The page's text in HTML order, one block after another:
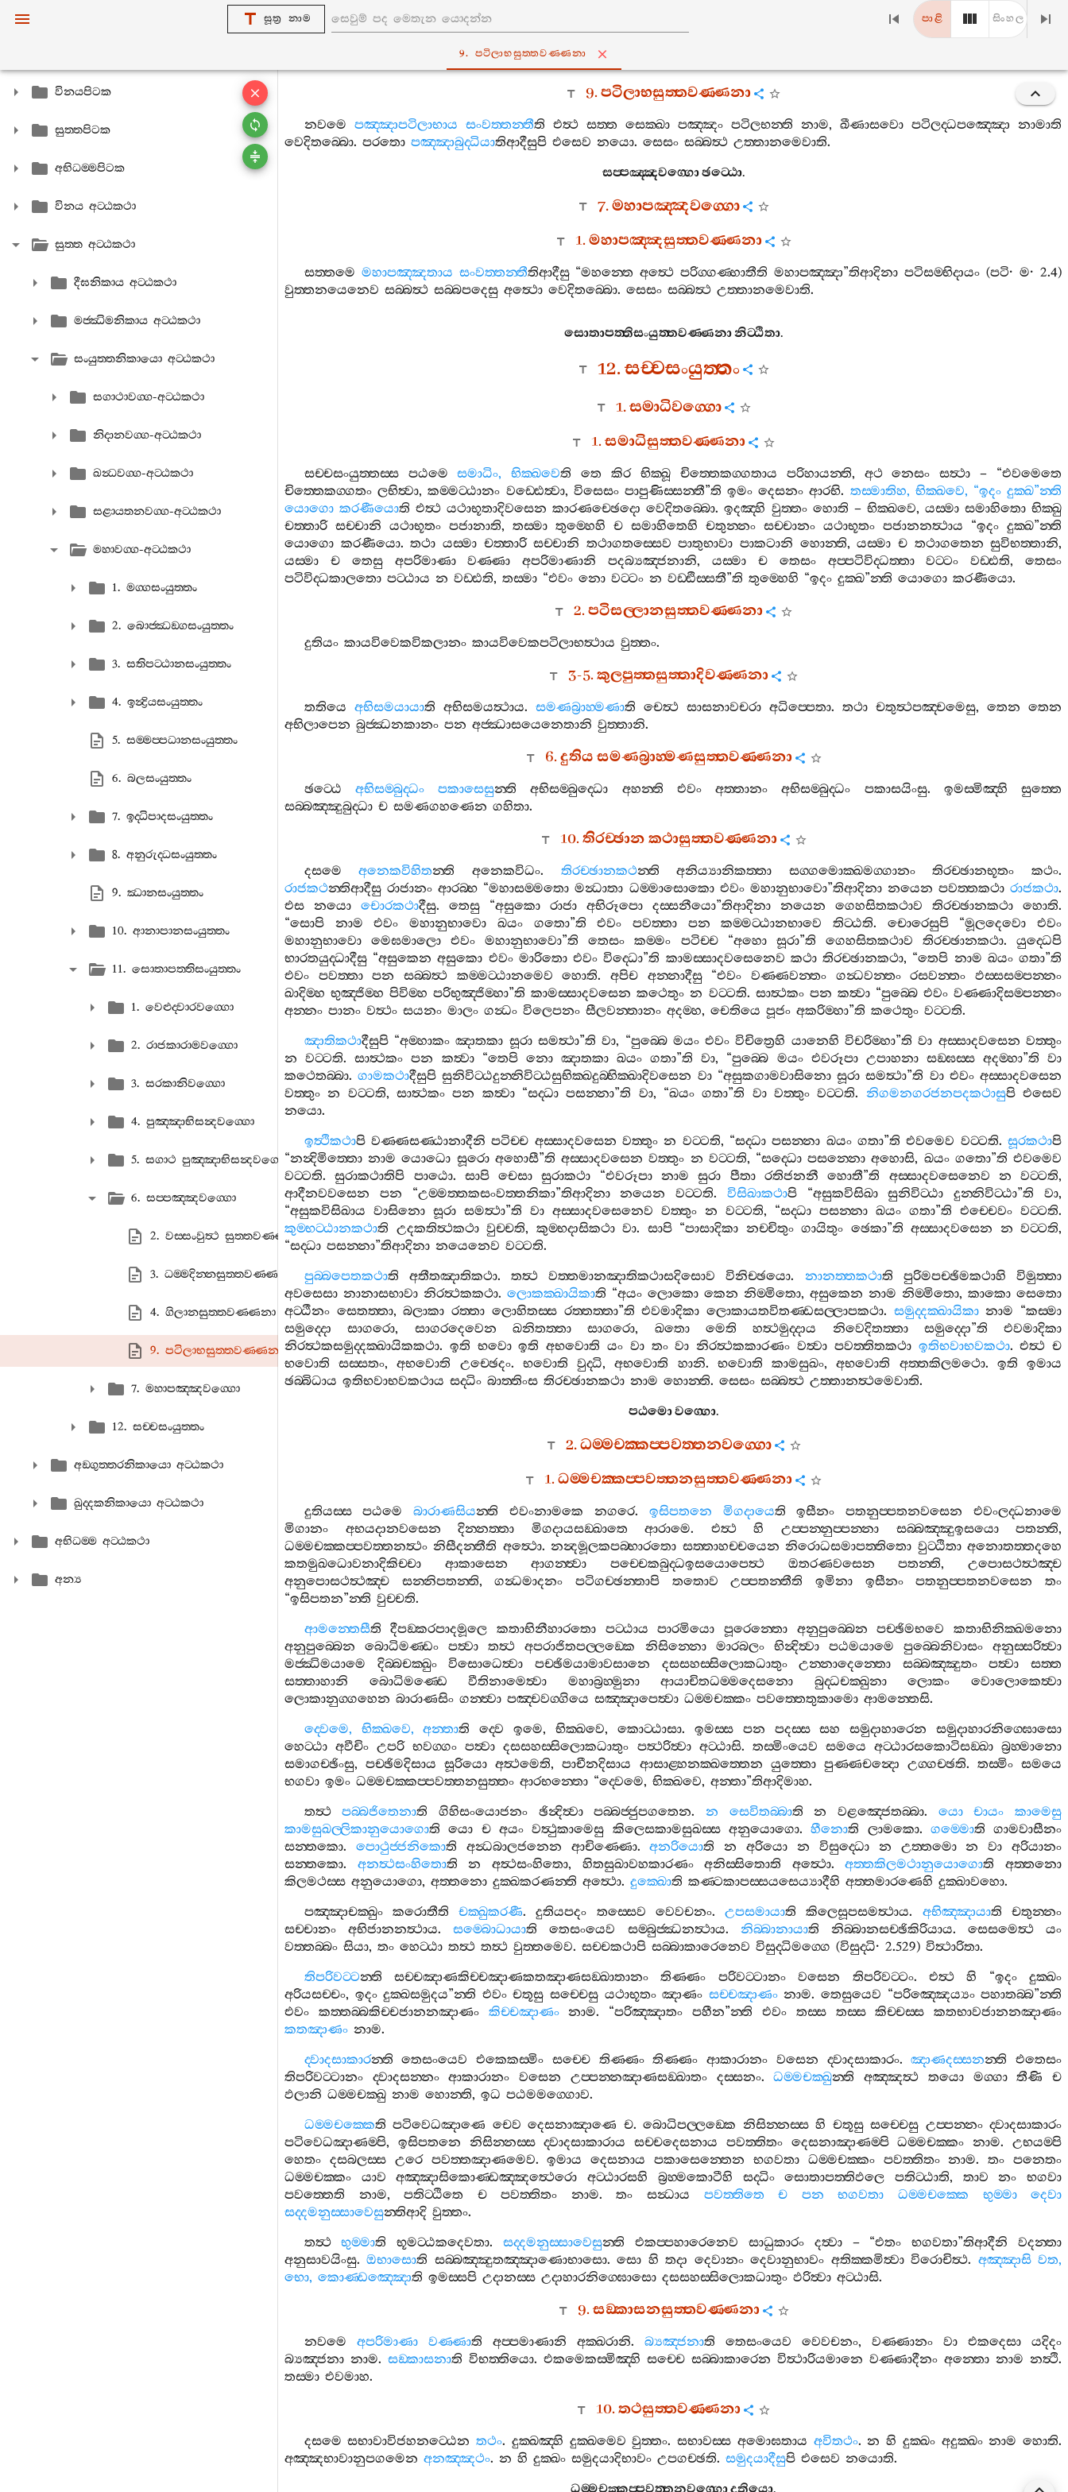
සූත්‍ර නාම පාළි සිංහල
9. පටිලාභසුත‍්තවණ‍්ණනා
විනයපිටක
සුත‍්තපිටක
අභිධම‍්මපිටක
විනය අට‍්ඨකථා
සුත‍්ත අට‍්ඨකථා
දීඝනිකාය අට‍්ඨකථා
මජ‍්ඣිමනිකාය අට‍්ඨකථා
සංයුත‍්තනිකායො අට‍්ඨකථා
සගාථාවග‍්ග-අට‍්ඨකථා
නිදානවග‍්ග-අට‍්ඨකථා
ඛන්‍ධවග‍්ග-අට‍්ඨකථා
සළායතනවග‍්ග-අට‍්ඨකථා
මහාවග‍්ග-අට‍්ඨකථා
1. මග‍්ගසංයුත‍්තං
2. බොජ‍්ඣඞ‍්ගසංයුත‍්තං
3. සතිපට‍්ඨානසංයුත‍්තං
4. ඉන්‍ද්‍රියසංයුත‍්තං
5. සම‍්මප‍්පධානසංයුත‍්තං
6. බලසංයුත‍්තං
7. ඉද‍්ධිපාදසංයුත‍්තං
8. අනුරුද‍්ධසංයුත‍්තං
9. ඣානසංයුත‍්තං
10. ආනාපානසංයුත‍්තං
11. සොතාපත‍්තිසංයුත‍්තං
1. වෙළුද‍්වාරවග‍්ගො
2. රාජකාරාමවග‍්ගො
3. සරකානිවග‍්ගො
4. පුඤ‍්ඤාභිසන්‍දවග‍්ගො
5. සගාථ පුඤ‍්ඤාභිසන්‍දවග‍්ගො
6. සප‍්පඤ‍්ඤවග‍්ගො
2. වස‍්සංවුත්‍ථ සුත‍්තවණ‍්ණනා
3. ධම‍්මදින‍්නසුත‍්තවණ‍්ණනා
4. ගිලානසුත‍්තවණ‍්ණනා
9. පටිලාභසුත‍්තවණ‍්ණනා
7. මහාපඤ‍්ඤවග‍්ගො
12. සච‍්චසංයුත‍්තං
අඞ‍්ගුත‍්තරනිකායො අට‍්ඨකථා
ඛුද‍්දකනිකායො අට‍්ඨකථා
අභිධම‍්ම අට‍්ඨකථා
අන්‍ය
9.පටිලාභසුත‍්තවණ‍්ණනා
නවමෙ පඤ‍්ඤාපටිලාභාය සංවත‍්තන‍්තීති එත්‍ථ සත‍්ත සෙක‍්ඛා පඤ‍්ඤං පටිලභන‍්ති නාම,ඛීණාසවො පටිලද‍්ධපඤ‍්ඤො නාමාති
වෙදිතබ‍්බො. පරතො පඤ‍්ඤාබුද‍්ධියාතිආදීසුපි එසෙව නයො. සෙසං සබ‍්බත්‍ථ උත‍්තානමෙවාති.
සප‍්පඤ‍්ඤවග‍්ගොඡට‍්ඨො.
7.මහාපඤ‍්ඤවග‍්ගො
1.මහාපඤ‍්ඤසුත‍්තවණ‍්ණනා
සත‍්තමෙ මහාපඤ‍්ඤතාය සංවත‍්තන‍්තීතිආදීසු“මහන‍්තෙ අත්‍ථෙ පරිග‍්ගණ‍්හාතීති මහාපඤ‍්ඤා”තිආදිනා පටිසම‍්භිදායං (පටි·ම· 2.4)
වුත‍්තනයෙනෙව සබ‍්බත්‍ථ සබ‍්බපදෙසු අත්‍ථො වෙදිතබ‍්බො. සෙසං සබ‍්බත්‍ථ උත‍්තානමෙවාති.
සොතාපත‍්තිසංයුත‍්තවණ‍්ණනානිට‍්ඨිතා.
12.සච‍්චසංයුත‍්තං
1.සමාධිවග‍්ගො
1.සමාධිසුත‍්තවණ‍්ණනා
සච‍්චසංයුත‍්තස‍්ස පඨමෙ සමාධිං,භික‍්ඛවෙති තෙ කිර භික‍්ඛූ චිත‍්තෙකග‍්ගතාය පරිහායන‍්ති, අථ නෙසං සත්‍ථා – “එවමෙතෙ
චිත‍්තෙකග‍්ගතං ලභිත්‍වා,කම‍්මට‍්ඨානං වඩ‍්ඪෙත්‍වා, විසෙසං පාපුණිස‍්සන‍්තී”ති ඉමං දෙසනං ආරභි. තස‍්මාතිහ, භික‍්ඛවෙ, “ඉදං දුක‍්ඛ”න‍්ති
යොගො කරණීයොති එත්‍ථ යථාභූතාදිවසෙන කාරණච‍්ඡෙදො වෙදිතබ‍්බො.ඉදඤ‍්හි වුත‍්තං හොති – භික‍්ඛවෙ, යස‍්මා සමාහිතො භික‍්ඛු
චත‍්තාරි සච‍්චානි යථාභූතං පජානාති, තස‍්මා තුම‍්හෙහි ච සමාහිතෙහි චතුන‍්නං සච‍්චානං යථාභූතං පජානනත්‍ථාය “ඉදං දුක‍්ඛ”න‍්ති
යොගො කරණීයො.තථා යස‍්මා චත‍්තාරි සච‍්චානි තථාගතස‍්සෙව පාතුභාවා පාකටානි හොන‍්ති,යස‍්මා ච තථාගතෙන සුවිභත‍්තානි,
යස‍්මා
ච තෙසු අපරිමාණා වණ‍්ණා අපරිමාණානි පදබ්‍යඤ‍්ජනානි,යස‍්මා ච තෙසං අප‍්පටිවිද‍්ධත‍්තා වට‍්ටං වඩ‍්ඪති,තෙසං
පටිවිද‍්ධකාලතො පට‍්ඨාය න වඩ‍්ඪති, තස‍්මා “එවං නො වට‍්ටං න වඩ‍්ඪිස‍්සතී”ති තුම‍්හෙහි “ඉදං දුක‍්ඛ”න‍්ති යොගො කරණීයො.
2.පටිසල‍්ලානසුත‍්තවණ‍්ණනා
දුතියං කායවිවෙකවිකලානං කායවිවෙකපටිලාභත්‍ථාය වුත‍්තං.
3-5.කුලපුත‍්තසුත‍්තාදිවණ‍්ණනා
තතියෙ අභිසමයායාති අභිසමයත්‍ථාය. සමණබ්‍රාහ‍්මණාති චෙත්‍ථ සාසනාවචරා අධිප‍්පෙතා. තථා චතුත්‍ථපඤ‍්චමෙසු,තෙන තෙන
අභිලාපෙන බුජ‍්ඣනකානං පන අජ‍්ඣාසයෙනෙතානි වුත‍්තානි.
6.දුතියසමණබ්‍රාහ‍්මණසුත‍්තවණ‍්ණනා
ඡට‍්ඨෙ අභිසම‍්බුද‍්ධං පකාසෙසුන‍්ති අභිසම‍්බුද‍්ධො අහන‍්ති එවං අත‍්තානං අභිසම‍්බුද‍්ධං පකාසයිංසු. ඉමස‍්මිඤ‍්හි
සුත‍්තෙ
සබ‍්බඤ‍්ඤුබුද‍්ධා ච සමණගහණෙන ගහිතා.
10.තිරච‍්ඡානකථාසුත‍්තවණ‍්ණනා
දසමෙ අනෙකවිහිතන‍්ති අනෙකවිධං. තිරච‍්ඡානකථන‍්ති අනිය්‍යානිකත‍්තා සග‍්ගමොක‍්ඛමග‍්ගානං තිරච‍්ඡානභූතං කථං.
රාජකථන‍්තිආදීසු රාජානං ආරබ‍්භ “මහාසම‍්මතො මන්‍ධාතා ධම‍්මාසොකො එවං මහානුභාවො”තිආදිනා නයෙන පවත‍්තකථා රාජකථා.
එස
නයො චොරකථාදීසු. තෙසු “අසුකො රාජා අභිරූපො දස‍්සනීයො”තිආදිනා නයෙන ගෙහසිතකථාව තිරච‍්ඡානකථා හොති.
“සොපි නාම එවං මහානුභාවො ඛයං ගතො”ති එවං පවත‍්තා පන කම‍්මට‍්ඨානභාවෙ තිට‍්ඨති. චොරෙසුපි“මූලදෙවො
එවං
මහානුභාවො
මෙඝමාලො එවං මහානුභාවො”ති තෙසං කම‍්මං පටිච‍්ච“අහො සූරා”ති ගෙහසිතකථාව තිරච‍්ඡානකථා.යුද‍්ධෙපි
භාරතයුද‍්ධාදීසු “අසුකෙන අසුකො එවං මාරිතො එවං විද‍්ධො”ති කාමස‍්සාදවසෙනෙව කථා තිරච‍්ඡානකථා, “තෙපි නාම ඛයං ගතා”ති
එවං
පවත‍්තා පන සබ‍්බත්‍ථ කම‍්මට‍්ඨානමෙව හොති.අපිච අන‍්නාදීසු“එවං වණ‍්ණවන‍්තං ගන්‍ධවන‍්තං රසවන‍්තං
ඵස‍්සසම‍්පන‍්නං
ඛාදිම‍්හ භුඤ‍්ජිම‍්හ පිවිම‍්හ පරිභුඤ‍්ජිම‍්හා”ති කාමස‍්සාදවසෙන කථෙතුං න වට‍්ටති. සාත්‍ථකං පන කත්‍වා“පුබ‍්බෙ එවං වණ‍්ණාදිසම‍්පන‍්නං
අන‍්නං පානං වත්‍ථං සයනං මාලං ගන්‍ධං විලෙපනං සීලවන‍්තානං අදම‍්හ, චෙතියෙ පූජං අකරිම‍්හා”ති කථෙතුං වට‍්ටති.
ඤාතිකථාදීසුපි“අම‍්හාකං ඤාතකා සූරා සමත්‍ථා”ති වා, “පුබ‍්බෙ මයං එවං විචිත්‍රෙහි යානෙහි විචරිම‍්හා”ති වා අස‍්සාදවසෙන වත‍්තුං
න වට‍්ටති.සාත්‍ථකං පන කත්‍වා“තෙපි නො ඤාතකා ඛයං ගතා”ති වා, “පුබ‍්බෙ මයං එවරූපා උපාහනා සඞ‍්ඝස‍්ස අදම‍්හා”ති වා
කථෙතබ‍්බා.ගාමකථාදීසුපි සුනිවිට‍්ඨදුන‍්නිවිට‍්ඨසුභික‍්ඛදුබ‍්භික‍්ඛාදිවසෙන වා“අසුකගාමවාසිනො සූරා සමත්‍ථා”ති වා එවං අස‍්සාදවසෙන
වත‍්තුං න වට‍්ටති,සාත්‍ථකං පන කත්‍වා“සද‍්ධා පසන‍්නා”ති වා, “ඛයං ගතා”ති වා වත‍්තුං වට‍්ටති. නිගමනගරජනපදකථාසුපි එසෙව
නයො.
ඉත්‍ථිකථාපි වණ‍්ණසණ‍්ඨානාදීනි පටිච‍්ච අස‍්සාදවසෙන වත‍්තුං න වට‍්ටති, “සද‍්ධා පසන‍්නා ඛයං ගතා”ති එවමෙව වට‍්ටති.සූරකථාපි
“නන්‍දිමිත‍්තො නාම යොධො සූරො අහොසී”ති අස‍්සාදවසෙන වත‍්තුං න වට‍්ටති, “සද‍්ධො පසන‍්නො අහොසි, ඛයං ගතො”ති එවමෙව
වට‍්ටති.සුරාකථාතිපි පාඨො. සාපි චෙසා සුරාකථා “එවරූපා නාම සුරා පීතා රතිජනනී හොතී”ති අස‍්සාදවසෙනෙව න වට‍්ටති,
ආදීනවවසෙන
පන “උම‍්මත‍්තකසංවත‍්තනිකා”තිආදිනා නයෙන වට‍්ටති. විසිඛාකථාපි“අසුකවිසිඛා සුනිවිට‍්ඨා දුන‍්නිවිට‍්ඨා”ති වා,
“අසුකවිසිඛාය වාසිනො සූරා සමත්‍ථා”ති වා අස‍්සාදවසෙනෙව වත‍්තුං න වට‍්ටති, “සද‍්ධා පසන‍්නා ඛයං ගතා”ති එච‍්චෙවං වට‍්ටති.
කුම‍්භට‍්ඨානකථාති උදකතිත්‍ථකථා වුච‍්චති, කුම‍්භදාසිකථා වා. සාපි“පාසාදිකා නච‍්චිතුං ගායිතුං ඡෙකා”ති අස‍්සාදවසෙන න වට‍්ටති,
“සද‍්ධා පසන‍්නා”තිආදිනා නයෙනෙව වට‍්ටති.
පුබ‍්බපෙතකථාති අතීතඤාතිකථා.තත්‍ථ වත‍්තමානඤාතිකථාසදිසොව විනිච‍්ඡයො. නානත‍්තකථාති පුරිමපච‍්ඡිමකථාහි
විමුත‍්තා
අවසෙසා නානාසභාවා නිරත්‍ථකකථා. ලොකක‍්ඛායිකාති “අයං ලොකො කෙන නිම‍්මිතො, අසුකෙන නාම නිම‍්මිතො, කාකො සෙතො
අට‍්ඨීනං සෙතත‍්තා,බලාකා රත‍්තා ලොහිතස‍්ස රත‍්තත‍්තා”ති එවමාදිකා ලොකායතවිතණ‍්ඩසල‍්ලාපකථා. සමුද‍්දක‍්ඛායිකා නාම “කස‍්මා
සමුද‍්දො
සාගරො, සාගරදෙවෙන ඛනිතත‍්තා සාගරො, ඛතො මෙති හත්‍ථමුද‍්දාය නිවෙදිතත‍්තා සමුද‍්දො”ති
එවමාදිකා
නිරත්‍ථකසමුද‍්දක‍්ඛායිකකථා. ඉති භවො ඉති අභවොති යං වා තං වා නිරත්‍ථකකාරණං වත්‍වා පවත‍්තිතකථා ඉතිභවාභවකථා.එත්‍ථ ච
භවොති
සස‍්සතං,අභවොති උච‍්ඡෙදං. භවොති වුද‍්ධි,අභවොති හානි. භවොති කාමසුඛං,අභවොති අත‍්තකිලමථො. ඉති
ඉමාය
ඡබ‍්බිධාය ඉතිභවාභවකථාය සද‍්ධිං බාත‍්තිංස තිරච‍්ඡානකථා නාම හොන‍්ති. සෙසං සබ‍්බත්‍ථ උත‍්තානත්‍ථමෙවාති.
පඨමොවග‍්ගො.
2.ධම‍්මචක‍්කප‍්පවත‍්තනවග‍්ගො
1.ධම‍්මචක‍්කප‍්පවත‍්තනසුත‍්තවණ‍්ණනා
දුතියස‍්ස පඨමෙ බාරාණසියන‍්ති එවංනාමකෙ නගරෙ. ඉසිපතනෙ මිගදායෙති ඉසීනං පතනුප‍්පතනවසෙන
එවංලද‍්ධනාමෙ
මිගානං
අභයදානවසෙන දින‍්නත‍්තා මිගදායසඞ‍්ඛාතෙ ආරාමෙ. එත්‍ථ හි උප‍්පන‍්නුප‍්පන‍්නා සබ‍්බඤ‍්ඤුඉසයො පතන‍්ති,
ධම‍්මචක‍්කප‍්පවත‍්තනත්‍ථං නිසීදන‍්තීති අත්‍ථො.නන්‍දමූලකපබ‍්භාරතො සත‍්තාහච‍්චයෙන නිරොධසමාපත‍්තිතො වුට‍්ඨිතා අනොතත‍්තදහෙ
කතමුඛධොවනාදිකිච‍්චා
ආකාසෙන ආගන‍්ත්‍වා පච‍්චෙකබුද‍්ධඉසයොපෙත්‍ථ ඔතරණවසෙන පතන‍්ති,උපොසථත්‍ථඤ‍්ච
අනුපොසථත්‍ථඤ‍්ච
සන‍්නිපතන‍්ති,ගන්‍ධමාදනං පටිගච‍්ඡන‍්තාපි තතොව උප‍්පතන‍්තීති ඉමිනා ඉසීනං පතනුප‍්පතනවසෙන
තං
“ඉසිපතන”න‍්ති වුච‍්චති.
ආමන‍්තෙසීති දීපඞ‍්කරපාදමූලෙ කතාභිනීහාරතො පට‍්ඨාය පාරමියො පූරෙන‍්තො අනුපුබ‍්බෙන පච‍්ඡිමභවෙ
කතාභිනික‍්ඛමනො
අනුපුබ‍්බෙන
බොධිමණ‍්ඩං පත්‍වා තත්‍ථ අපරාජිතපල‍්ලඞ‍්කෙ නිසින‍්නො මාරබලං භින්‍දිත්‍වා පඨමයාමෙ පුබ‍්බෙනිවාසං
අනුස‍්සරිත්‍වා
මජ‍්ඣිමයාමෙ
දිබ‍්බචක‍්ඛුං විසොධෙත්‍වා පච‍්ඡිමයාමාවසානෙ දසසහස‍්සිලොකධාතුං උන‍්නාදෙන‍්තො සබ‍්බඤ‍්ඤුතං පත්‍වා
සත‍්ත
සත‍්තාහානි
බොධිමණ‍්ඩෙ වීතිනාමෙත්‍වා මහාබ්‍රහ‍්මුනා ආයාචිතධම‍්මදෙසනො බුද‍්ධචක‍්ඛුනා ලොකං
වොලොකෙත්‍වා
ලොකානුග‍්ගහෙන බාරාණසිං ගන‍්ත්‍වා පඤ‍්චවග‍්ගියෙ සඤ‍්ඤාපෙත්‍වා ධම‍්මචක‍්කං පවත‍්තෙතුකාමො ආමන‍්තෙසි.
ද‍්වෙමෙ, භික‍්ඛවෙ,අන‍්තාති ද‍්වෙ ඉමෙ, භික‍්ඛවෙ, කොට‍්ඨාසා. ඉමස‍්ස පන පදස‍්ස සහ සමුදාහාරෙන
සමුදාහාරනිග‍්ඝොසො
හෙට‍්ඨා අවීචිං උපරි භවග‍්ගං පත්‍වා දසසහස‍්සිලොකධාතුං පත්‍ථරිත්‍වා අට‍්ඨාසි. තස‍්මිංයෙව සමයෙ අට‍්ඨාරසකොටිසඞ‍්ඛා බ්‍රහ‍්මානො
සමාගච‍්ඡිංසු,පච‍්ඡිමදිසාය සූරියො අත්‍ථමෙති,පාචීනදිසාය ආසාළ‍්හනක‍්ඛත‍්තෙන යුත‍්තො පුණ‍්ණචන්‍දො උග‍්ගච‍්ඡති. තස‍්මිං සමයෙ
භගවා ඉමං ධම‍්මචක‍්කප‍්පවත‍්තනසුත‍්තං ආරභන‍්තො “ද‍්වෙමෙ, භික‍්ඛවෙ, අන‍්තා”තිආදිමාහ.
තත්‍ථ
පබ‍්බජිතෙනාති ගිහිසංයොජනං ඡින්‍දිත්‍වා පබ‍්බජ‍්ජුපගතෙන. න සෙවිතබ‍්බාති න වළඤ‍්ජෙතබ‍්බා. යො චායං
කාමෙසු
කාමසුඛල‍්ලිකානුයොගොති යො ච අයං වත්‍ථුකාමෙසු කිලෙසකාමසුඛස‍්ස අනුයොගො.හීනොති ලාමකො. ගම‍්මොති ගාමවාසීනං
සන‍්තකො. පොථුජ‍්ජනිකොති අන්‍ධබාලජනෙන ආචිණ‍්ණො.අනරියොති න අරියො න විසුද‍්ධො න උත‍්තමො න වා
අරියානං
සන‍්තකො. අනත්‍ථසංහිතොති න අත්‍ථසංහිතො, හිතසුඛාවහකාරණං අනිස‍්සිතොති අත්‍ථො.අත‍්තකිලමථානුයොගොති
අත‍්තනො
කිලමථස‍්ස අනුයොගො, අත‍්තනො දුක‍්ඛකරණන‍්ති අත්‍ථො. දුක‍්ඛොති කණ‍්ටකාපස‍්සයසෙය්‍යාදීහි අත‍්තමාරණෙහි දුක‍්ඛාවහො.
පඤ‍්ඤාචක‍්ඛුං
කරොතීති චක‍්ඛුකරණී.දුතියපදං තස‍්සෙව වෙවචනං.උපසමායාති කිලෙසූපසමත්‍ථාය. අභිඤ‍්ඤායාති
චතුන‍්නං
සච‍්චානං
අභිජානනත්‍ථාය.සම‍්බොධායාති තෙසංයෙව සම‍්බුජ‍්ඣනත්‍ථාය. නිබ‍්බානායාති නිබ‍්බානසච‍්ඡිකිරියාය. සෙසමෙත්‍ථ
යං
වත‍්තබ‍්බං සියා, තං හෙට‍්ඨා තත්‍ථ තත්‍ථ වුත‍්තමෙව. සච‍්චකථාපි සබ‍්බාකාරෙනෙව විසුද‍්ධිමග‍්ගෙ (විසුද‍්ධි· 2.529) විත්‍ථාරිතා.
තිපරිවට‍්ටන‍්ති සච‍්චඤාණකිච‍්චඤාණකතඤාණසඞ‍්ඛාතානං තිණ‍්ණං පරිවට‍්ටානං වසෙන තිපරිවට‍්ටං. එත්‍ථ හි “ඉදං
දුක‍්ඛං
අරියසච‍්චං, ඉදං දුක‍්ඛසමුදය”න‍්ති එවං චතූසු සච‍්චෙසු යථාභූතං ඤාණං සච‍්චඤාණං නාම. තෙසුයෙව “පරිඤ‍්ඤෙය්‍යං පහාතබ‍්බ”න‍්ති
එවං
කත‍්තබ‍්බකිච‍්චජානනඤාණං කිච‍්චඤාණං නාම. “පරිඤ‍්ඤාතං පහීන”න‍්ති එවං තස‍්ස තස‍්ස කිච‍්චස‍්ස
කතභාවජානනඤාණං
කතඤාණං නාම.
ද‍්වාදසාකාරන‍්ති තෙසංයෙව එකෙකස‍්මිං සච‍්චෙ තිණ‍්ණං තිණ‍්ණං ආකාරානං වසෙන ද‍්වාදසාකාරං.ඤාණදස‍්සනන‍්ති
එතෙසං
තිපරිවට‍්ටානං
ද‍්වාදසන‍්නං ආකාරානං වසෙන උප‍්පන‍්නඤාණසඞ‍්ඛාතං දස‍්සනං.ධම‍්මචක‍්ඛුන‍්ති අඤ‍්ඤත්‍ථ තයො මග‍්ගා තීණි
ච
ඵලානි ධම‍්මචක‍්ඛු නාම හොන‍්ති, ඉධ පඨමමග‍්ගොව.
ධම‍්මචක‍්කෙති පටිවෙධඤාණෙ චෙව දෙසනාඤාණෙ ච.බොධිපල‍්ලඞ‍්කෙ නිසින‍්නස‍්ස හි චතූසු සච‍්චෙසු උප‍්පන‍්නං ද‍්වාදසාකාරං
පටිවෙධඤාණම‍්පි, ඉසිපතනෙ නිසින‍්නස‍්ස ද‍්වාදසාකාරාය සච‍්චදෙසනාය පවත‍්තිතං දෙසනාඤාණම‍්පි ධම‍්මචක‍්කං නාම.උභයම‍්පි
හෙතං දසබලස‍්ස උරෙ පවත‍්තඤාණමෙව.ඉමාය දෙසනාය පකාසෙන‍්තෙන භගවතා ධම‍්මචක‍්කං පවත‍්තිතං නාම.තං පනෙතං
ධම‍්මචක‍්කං
යාව අඤ‍්ඤාසිකොණ‍්ඩඤ‍්ඤත්‍ථෙරො අට‍්ඨාරසහි බ්‍රහ‍්මකොටීහි සද‍්ධිං සොතාපත‍්තිඵලෙ පතිට‍්ඨාති, තාව නං
භගවා
පවත‍්තෙති
නාම,පතිට‍්ඨිතෙ ච පවත‍්තිතං නාම.තං සන්‍ධාය පවත‍්තිතෙ ච පන භගවතා ධම‍්මචක‍්කෙ භුම‍්මා
දෙවා
සද‍්දමනුස‍්සාවෙසුන‍්තිආදි වුත‍්තං.
තත්‍ථ
භුම‍්මාති භූමට‍්ඨකදෙවතා.සද‍්දමනුස‍්සාවෙසුන‍්ති එකප‍්පහාරෙනෙව සාධුකාරං දත්‍වා– “එතං භගවතා”තිආදීනි
වදන‍්තා
අනුසාවයිංසු.ඔභාසොති සබ‍්බඤ‍්ඤුතඤ‍්ඤාණොභාසො.සො හි තදා දෙවානං දෙවානුභාවං අතික‍්කමිත්‍වා විරොචිත්‍ථ. අඤ‍්ඤාසි වත,
භො, කොණ‍්ඩඤ‍්ඤොති ඉමස‍්සපි උදානස‍්ස උදාහාරනිග‍්ඝොසො දසසහස‍්සිලොකධාතුං ඵරිත්‍වා අට‍්ඨාසි.
9.සඞ‍්කාසනසුත‍්තවණ‍්ණනා
නවමෙ අපරිමාණා වණ‍්ණාති අප‍්පමාණානි අක‍්ඛරානි. බ්‍යඤ‍්ජනාති තෙසංයෙව වෙවචනං, වණ‍්ණානං වා එකදෙසා
යදිදං
බ්‍යඤ‍්ජනා නාම. සඞ‍්කාසනාති විභත‍්තියො. එකමෙකස‍්මිඤ‍්හි සච‍්චෙ සබ‍්බාකාරෙන විත්‍ථාරියමානෙ වණ‍්ණාදීනං අන‍්තො නාම නත්‍ථි.
තස‍්මා එවමාහ.
10.තථසුත‍්තවණ‍්ණනා
දසමෙ සභාවාවිජහනට‍්ඨෙන තථං. දුක‍්ඛඤ‍්හි දුක‍්ඛමෙව වුත‍්තං.සභාවස‍්ස අමොඝතාය අවිතථං.න හි දුක‍්ඛං අදුක‍්ඛං නාම හොති.
අඤ‍්ඤභාවානුපගමෙන අනඤ‍්ඤථං. න හි දුක‍්ඛං සමුදයාදිභාවං උපගච‍්ඡති. සමුදයාදීසුපි එසෙව නයොති.